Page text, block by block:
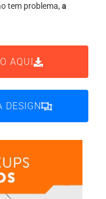
tem problema, a
AQUI
DESIGN